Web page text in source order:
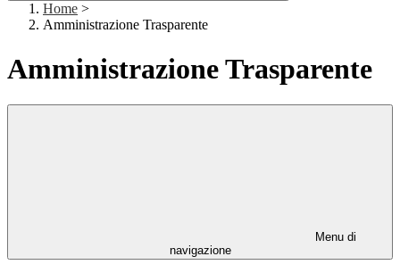
Home >
Amministrazione Trasparente
Amministrazione Trasparente
Menu di
navigazione